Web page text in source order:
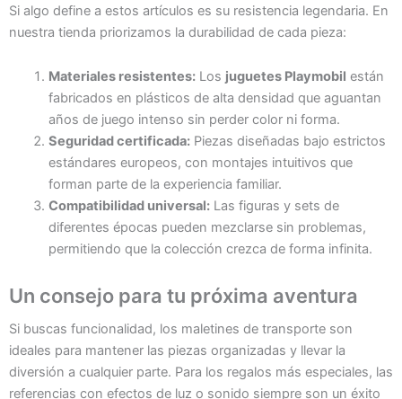
Si algo define a estos artículos es su resistencia legendaria. En
nuestra tienda priorizamos la durabilidad de cada pieza:
Materiales resistentes:Los juguetes Playmobil están
fabricados en plásticos de alta densidad que aguantan
años de juego intenso sin perder color ni forma.
Seguridad certificada:Piezas diseñadas bajo estrictos
estándares europeos, con montajes intuitivos que
forman parte de la experiencia familiar.
Compatibilidad universal:Las figuras y sets de
diferentes épocas pueden mezclarse sin problemas,
permitiendo que la colección crezca de forma infinita.
Un consejo para tu próxima aventura
Si buscas funcionalidad, los maletines de transporte son
ideales para mantener las piezas organizadas y llevar la
diversión a cualquier parte. Para los regalos más especiales, las
referencias con efectos de luz o sonido siempre son un éxito